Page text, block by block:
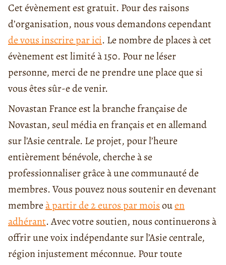
Cet évènement est gratuit. Pour des raisons
d’organisation, nous vous demandons cependant
de vous inscrire par ici. Le nombre de places à cet
évènement est limité à 150. Pour ne léser
personne, merci de ne prendre une place que si
vous êtes sûr-e de venir.
Novastan France est la branche française de
Novastan, seul média en français et en allemand
sur l’Asie centrale. Le projet, pour l’heure
entièrement bénévole, cherche à se
professionnaliser grâce à une communauté de
membres. Vous pouvez nous soutenir en devenant
membreà partir de 2 euros par moisouen
adhérant. Avec votre soutien, nous continuerons à
offrir une voix indépendante sur l’Asie centrale,
région injustement méconnue. Pour toute